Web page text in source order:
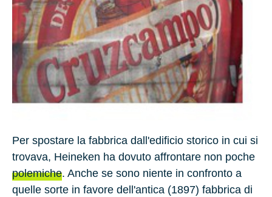
Per spostare la fabbrica dall'edificio storico in cui si
trovava, Heineken ha dovuto affrontare non poche
polemiche. Anche se sono niente in confronto a
quelle sorte in favore dell'antica (1897) fabbrica di